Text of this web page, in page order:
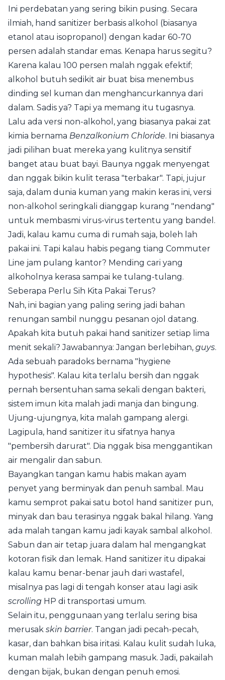
Ini perdebatan yang sering bikin pusing. Secara
ilmiah, hand sanitizer berbasis alkohol (biasanya
etanol atau isopropanol) dengan kadar 60-70
persen adalah standar emas. Kenapa harus segitu?
Karena kalau 100 persen malah nggak efektif;
alkohol butuh sedikit air buat bisa menembus
dinding sel kuman dan menghancurkannya dari
dalam. Sadis ya? Tapi ya memang itu tugasnya.
Lalu ada versi non-alkohol, yang biasanya pakai zat
kimia bernama Benzalkonium Chloride. Ini biasanya
jadi pilihan buat mereka yang kulitnya sensitif
banget atau buat bayi. Baunya nggak menyengat
dan nggak bikin kulit terasa "terbakar". Tapi, jujur
saja, dalam dunia kuman yang makin keras ini, versi
non-alkohol seringkali dianggap kurang "nendang"
untuk membasmi virus-virus tertentu yang bandel.
Jadi, kalau kamu cuma di rumah saja, boleh lah
pakai ini. Tapi kalau habis pegang tiang Commuter
Line jam pulang kantor? Mending cari yang
alkoholnya kerasa sampai ke tulang-tulang.
Seberapa Perlu Sih Kita Pakai Terus?
Nah, ini bagian yang paling sering jadi bahan
renungan sambil nunggu pesanan ojol datang.
Apakah kita butuh pakai hand sanitizer setiap lima
menit sekali? Jawabannya: Jangan berlebihan, guys.
Ada sebuah paradoks bernama "hygiene
hypothesis". Kalau kita terlalu bersih dan nggak
pernah bersentuhan sama sekali dengan bakteri,
sistem imun kita malah jadi manja dan bingung.
Ujung-ujungnya, kita malah gampang alergi.
Lagipula, hand sanitizer itu sifatnya hanya
"pembersih darurat". Dia nggak bisa menggantikan
air mengalir dan sabun.
Bayangkan tangan kamu habis makan ayam
penyet yang berminyak dan penuh sambal. Mau
kamu semprot pakai satu botol hand sanitizer pun,
minyak dan bau terasinya nggak bakal hilang. Yang
ada malah tangan kamu jadi kayak sambal alkohol.
Sabun dan air tetap juara dalam hal mengangkat
kotoran fisik dan lemak. Hand sanitizer itu dipakai
kalau kamu benar-benar jauh dari wastafel,
misalnya pas lagi di tengah konser atau lagi asik
scrolling HP di transportasi umum.
Selain itu, penggunaan yang terlalu sering bisa
merusak skin barrier. Tangan jadi pecah-pecah,
kasar, dan bahkan bisa iritasi. Kalau kulit sudah luka,
kuman malah lebih gampang masuk. Jadi, pakailah
dengan bijak, bukan dengan penuh emosi.